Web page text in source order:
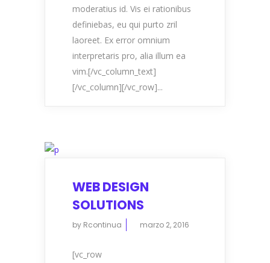
moderatius id. Vis ei rationibus
definiebas, eu qui purto zril
laoreet. Ex error omnium
interpretaris pro, alia illum ea
vim.[/vc_column_text]
[/vc_column][/vc_row]...
WEB DESIGN
SOLUTIONS
by Rcontinua marzo 2, 2016
[vc_row